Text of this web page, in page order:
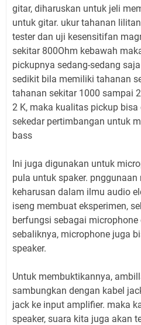
gitar, diharuskan untuk jeli
untuk gitar. ukur tahanan
tester dan uji kesensitifan
sekitar 800Ohm kebawah
pickupnya sedang-sedang
sedikit bila memiliki tahanan
tahanan sekitar 1000 sampai
2 K, maka kualitas pickup
sekedar pertimbangan untuk
bass
Ini juga digunakan untuk
pula untuk spaker.
keharusan dalam ilmu audio
iseng membuat eksperimen,
berfungsi sebagai
sebaliknya, microphone juga
speaker.
Untuk membuktikannya,
sambungkan dengan kabel
jack ke input amplifier. maka
speaker, suara kita juga akan